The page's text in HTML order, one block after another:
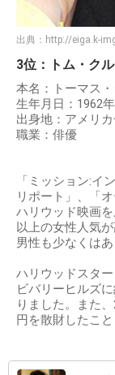
出典： http://eiga.k-
3位：トム・ク
本名：トーマス
生年月日：1962
出身地：アメリ
職業：俳優
「ミッション:イ
リポート」、「
ハリウッド映画
以上の女性人気
男性も少なくはあ
ハリウッドスタ
ビバリーヒルズ
りました。また
円を散財したこ